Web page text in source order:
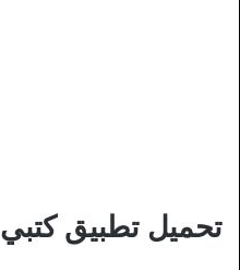
تحميل تطبيق كتبي